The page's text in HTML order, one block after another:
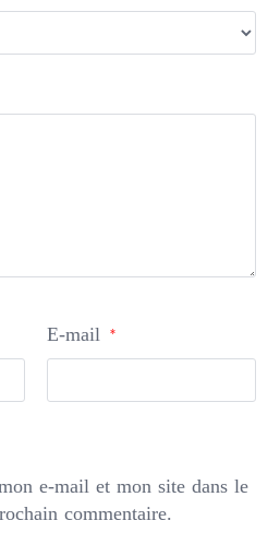
E-mail *
e-mail et mon site dans le
commentaire.